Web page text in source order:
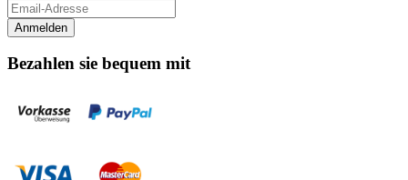
Bezahlen sie bequem mit